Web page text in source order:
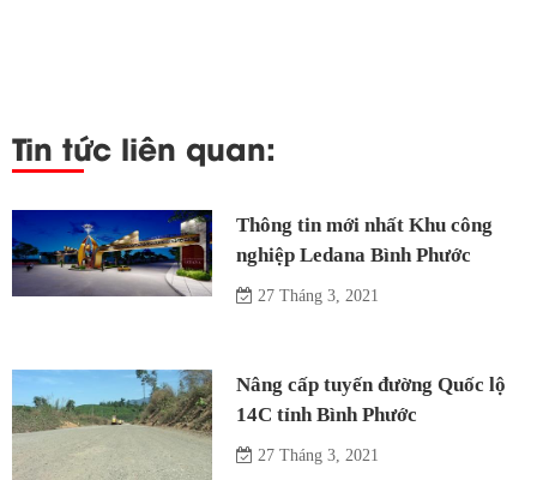
Tin tức liên quan:
Thông tin mới nhất Khu công
nghiệp Ledana Bình Phước
27 Tháng 3, 2021
Nâng cấp tuyến đường Quốc lộ
14C tỉnh Bình Phước
27 Tháng 3, 2021